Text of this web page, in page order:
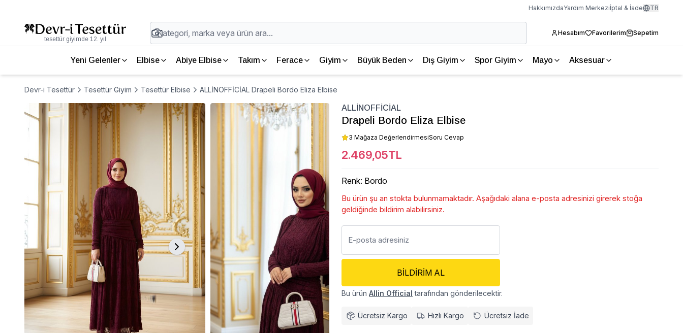
HakkımızdaYardım Merkeziİptal & İade TR
tesettür giyimde 12. yıl
Hesabım Favorilerim Sepetim
Yeni Gelenler Elbise Abiye Elbise Takım Ferace Giyim Büyük Beden Dış Giyim Spor Giyim Mayo Aksesuar
Devr-i Tesettür Tesettür Giyim Tesettür Elbise ALLİNOFFİCİAL Drapeli Bordo Eliza Elbise
ALLİNOFFİCİAL
Drapeli Bordo Eliza Elbise
3 Mağaza DeğerlendirmesiSoru Cevap
2.469,05TL
Renk: Bordo
Bu ürün şu an stokta bulunmamaktadır. Aşağıdaki alana e-posta adresinizi girerek stoğa
geldiğinde bildirim alabilirsiniz.
BILDIRIM AL
Bu ürün Allin Official tarafından gönderilecektir.
Ücretsiz Kargo Hızlı Kargo Ücretsiz İade